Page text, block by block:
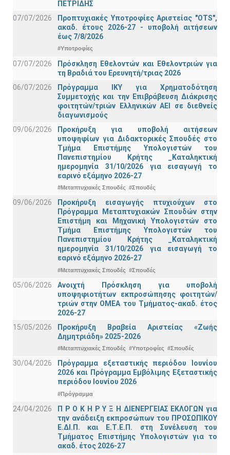
ΠΕΤΡΙΔΗΣ
07/07/2026
Προπτυχιακές Υποτροφίες Αριστείας "OTS",
ακαδ. έτους 2026-27 - υποβολή αιτήσεων
έως 7/8/2026
#Υποτροφίες
07/07/2026
Πρόσκληση Εθελοντών και Εθελοντριών για
τη Βραδιά του Ερευνητή/τριας 2026
06/07/2026
Πρόγραμμα ΙΚΥ για Χρηματοδότηση
Συμμετοχής και την Επιβράβευση Διάκρισης
φοιτητών/τριών Ελληνικών ΑΕΙ σε διεθνείς
διαγωνισμούς
09/06/2026
Προκήρυξη για υποβολή αιτήσεων
υποψηφίων για Διδακτορικές Σπουδές στο
Τμήμα Eπιστήμης Υπολογιστών του
Πανεπιστημίου Κρήτης _Καταληκτική
ημερομηνία 31/10/2026 για εισαγωγή το
εαρινό εξάμηνο 2026-27
#Μεταπτυχιακές Σπουδές #Σπουδές
09/06/2026
Προκήρυξη εισαγωγής πτυχιούχων στo
Πρόγραμμα Μεταπτυχιακών Σπουδών στην
Επιστήμη και Μηχανική Υπολογιστών στο
Τμήμα Eπιστήμης Υπολογιστών του
Πανεπιστημίου Κρήτης _Καταληκτική
ημερομηνία 31/10/2026 για εισαγωγή το
εαρινό εξάμηνο 2026-27
#Μεταπτυχιακές Σπουδές #Σπουδές
05/06/2026
Ανοιχτή Πρόσκληση για υποβολή
υποψηφιοτήτων εκπροσώπησης φοιτητών/
τριών στην ΟΜΕΑ του Τμήματος-ακαδ. έτος
2026-27
15/05/2026
Προκήρυξη Βραβεία Αριστείας «Ζωής
Δημητριάδη» 2025-2026
#Μεταπτυχιακές Σπουδές #Υποτροφίες #Σπουδές
30/04/2026
Πρόγραμμα εξεταστικής περιόδου Ιουνίου
2026 και Πρόγραμμα Εμβόλιμης Εξεταστικής
περιόδου Ιουνίου 2026
#Πρόγραμμα
24/04/2026
Π Ρ Ο Κ Η Ρ Υ Ξ Η ΔΙΕΝΕΡΓΕΙΑΣ ΕΚΛΟΓΩΝ για
την ανάδειξη εκπροσώπων του ΠΡΟΣΩΠΙΚΟΥ
Ε.ΔΙ.Π. και Ε.Τ.Ε.Π. στη Συνέλευση του
Τμήματος Επιστήμης Υπολογιστών για το
ακαδ. έτος 2026-27